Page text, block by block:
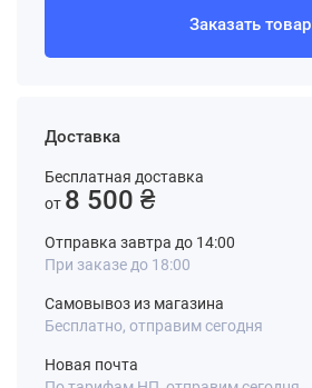
Доставка
Бесплатная доставка
от 8 500 ₴
Отправка завтра до 14:00
При заказе до 18:00
Самовывоз из магазина
Бесплатно, отправим сегодня
Новая почта
Заказать товар